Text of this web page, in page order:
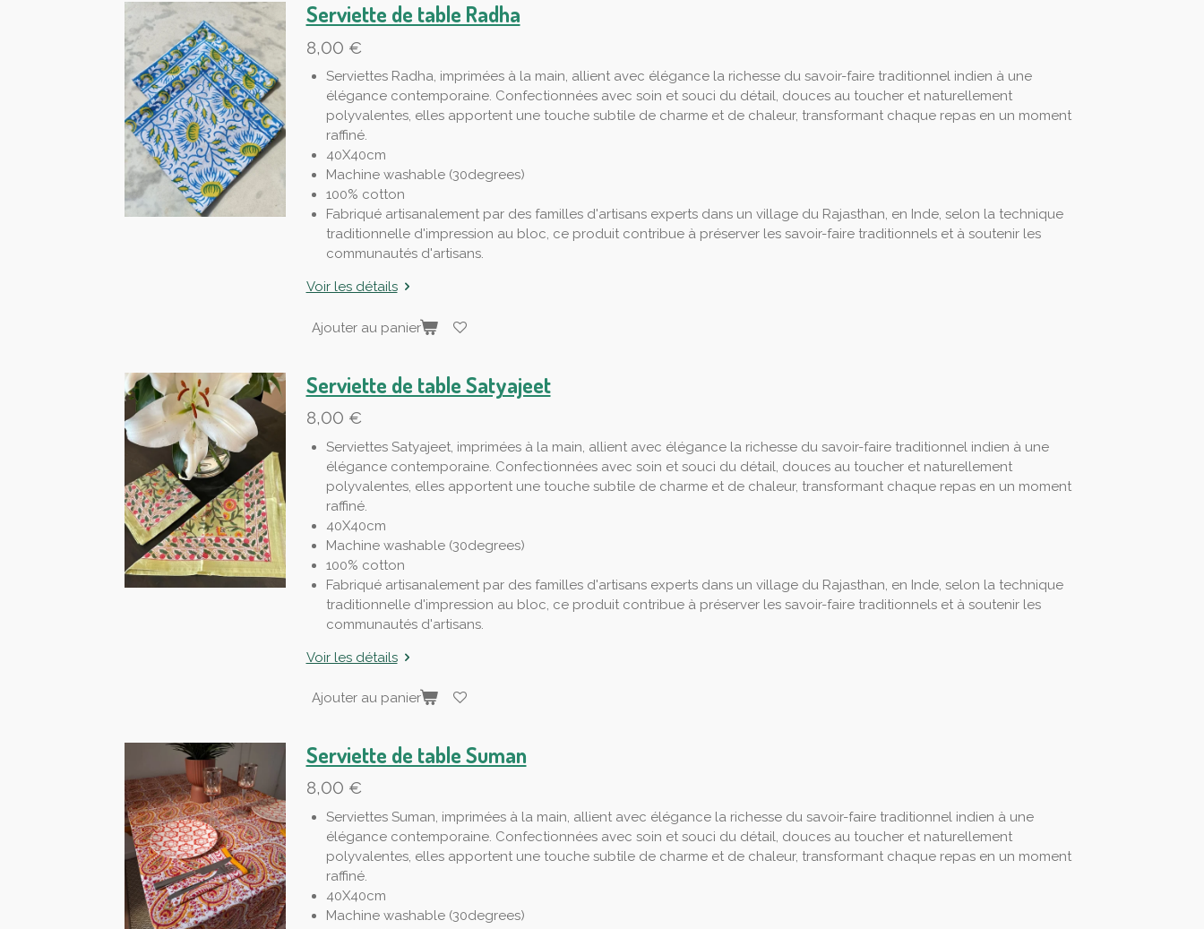
Serviette de table Radha
8,00 €
Serviettes Radha, imprimées à la main, allient avec élégance la richesse du savoir-faire traditionnel indien à une
élégance contemporaine. Confectionnées avec soin et souci du détail, douces au toucher et naturellement
polyvalentes, elles apportent une touche subtile de charme et de chaleur, transformant chaque repas en un moment
raffiné.
40X40cm
Machine washable (30degrees)
100% cotton
Fabriqué artisanalement par des familles d'artisans experts dans un village du Rajasthan, en Inde, selon la technique
traditionnelle d'impression au bloc, ce produit contribue à préserver les savoir-faire traditionnels et à soutenir les
communautés d'artisans.
Voir les détails
Ajouter au panier
Serviette de table Satyajeet
8,00 €
Serviettes Satyajeet, imprimées à la main, allient avec élégance la richesse du savoir-faire traditionnel indien à une
élégance contemporaine. Confectionnées avec soin et souci du détail, douces au toucher et naturellement
polyvalentes, elles apportent une touche subtile de charme et de chaleur, transformant chaque repas en un moment
raffiné.
40X40cm
Machine washable (30degrees)
100% cotton
Fabriqué artisanalement par des familles d'artisans experts dans un village du Rajasthan, en Inde, selon la technique
traditionnelle d'impression au bloc, ce produit contribue à préserver les savoir-faire traditionnels et à soutenir les
communautés d'artisans.
Voir les détails
Ajouter au panier
Serviette de table Suman
8,00 €
Serviettes Suman, imprimées à la main, allient avec élégance la richesse du savoir-faire traditionnel indien à une
élégance contemporaine. Confectionnées avec soin et souci du détail, douces au toucher et naturellement
polyvalentes, elles apportent une touche subtile de charme et de chaleur, transformant chaque repas en un moment
raffiné.
40X40cm
Machine washable (30degrees)